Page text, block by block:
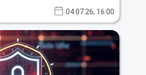
04.07.26, 16:00